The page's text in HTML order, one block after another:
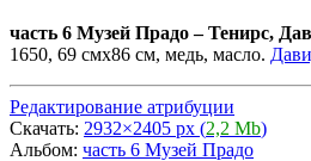
часть 6 Музей Прадо–Тенирс,
1650, 69 смx86 см, медь, масло.
Редактирование атрибуции
Скачать: 2932×2405 px (2,2 Mb)
Альбом: часть 6 Музей Прадо